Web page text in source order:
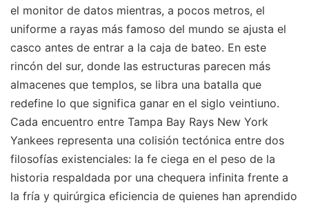
el monitor de datos mientras, a pocos metros, el
uniforme a rayas más famoso del mundo se ajusta el
casco antes de entrar a la caja de bateo. En este
rincón del sur, donde las estructuras parecen más
almacenes que templos, se libra una batalla que
redefine lo que significa ganar en el siglo veintiuno.
Cada encuentro entre Tampa Bay Rays New York
Yankees representa una colisión tectónica entre dos
filosofías existenciales: la fe ciega en el peso de la
historia respaldada por una chequera infinita frente a
la fría y quirúrgica eficiencia de quienes han aprendido